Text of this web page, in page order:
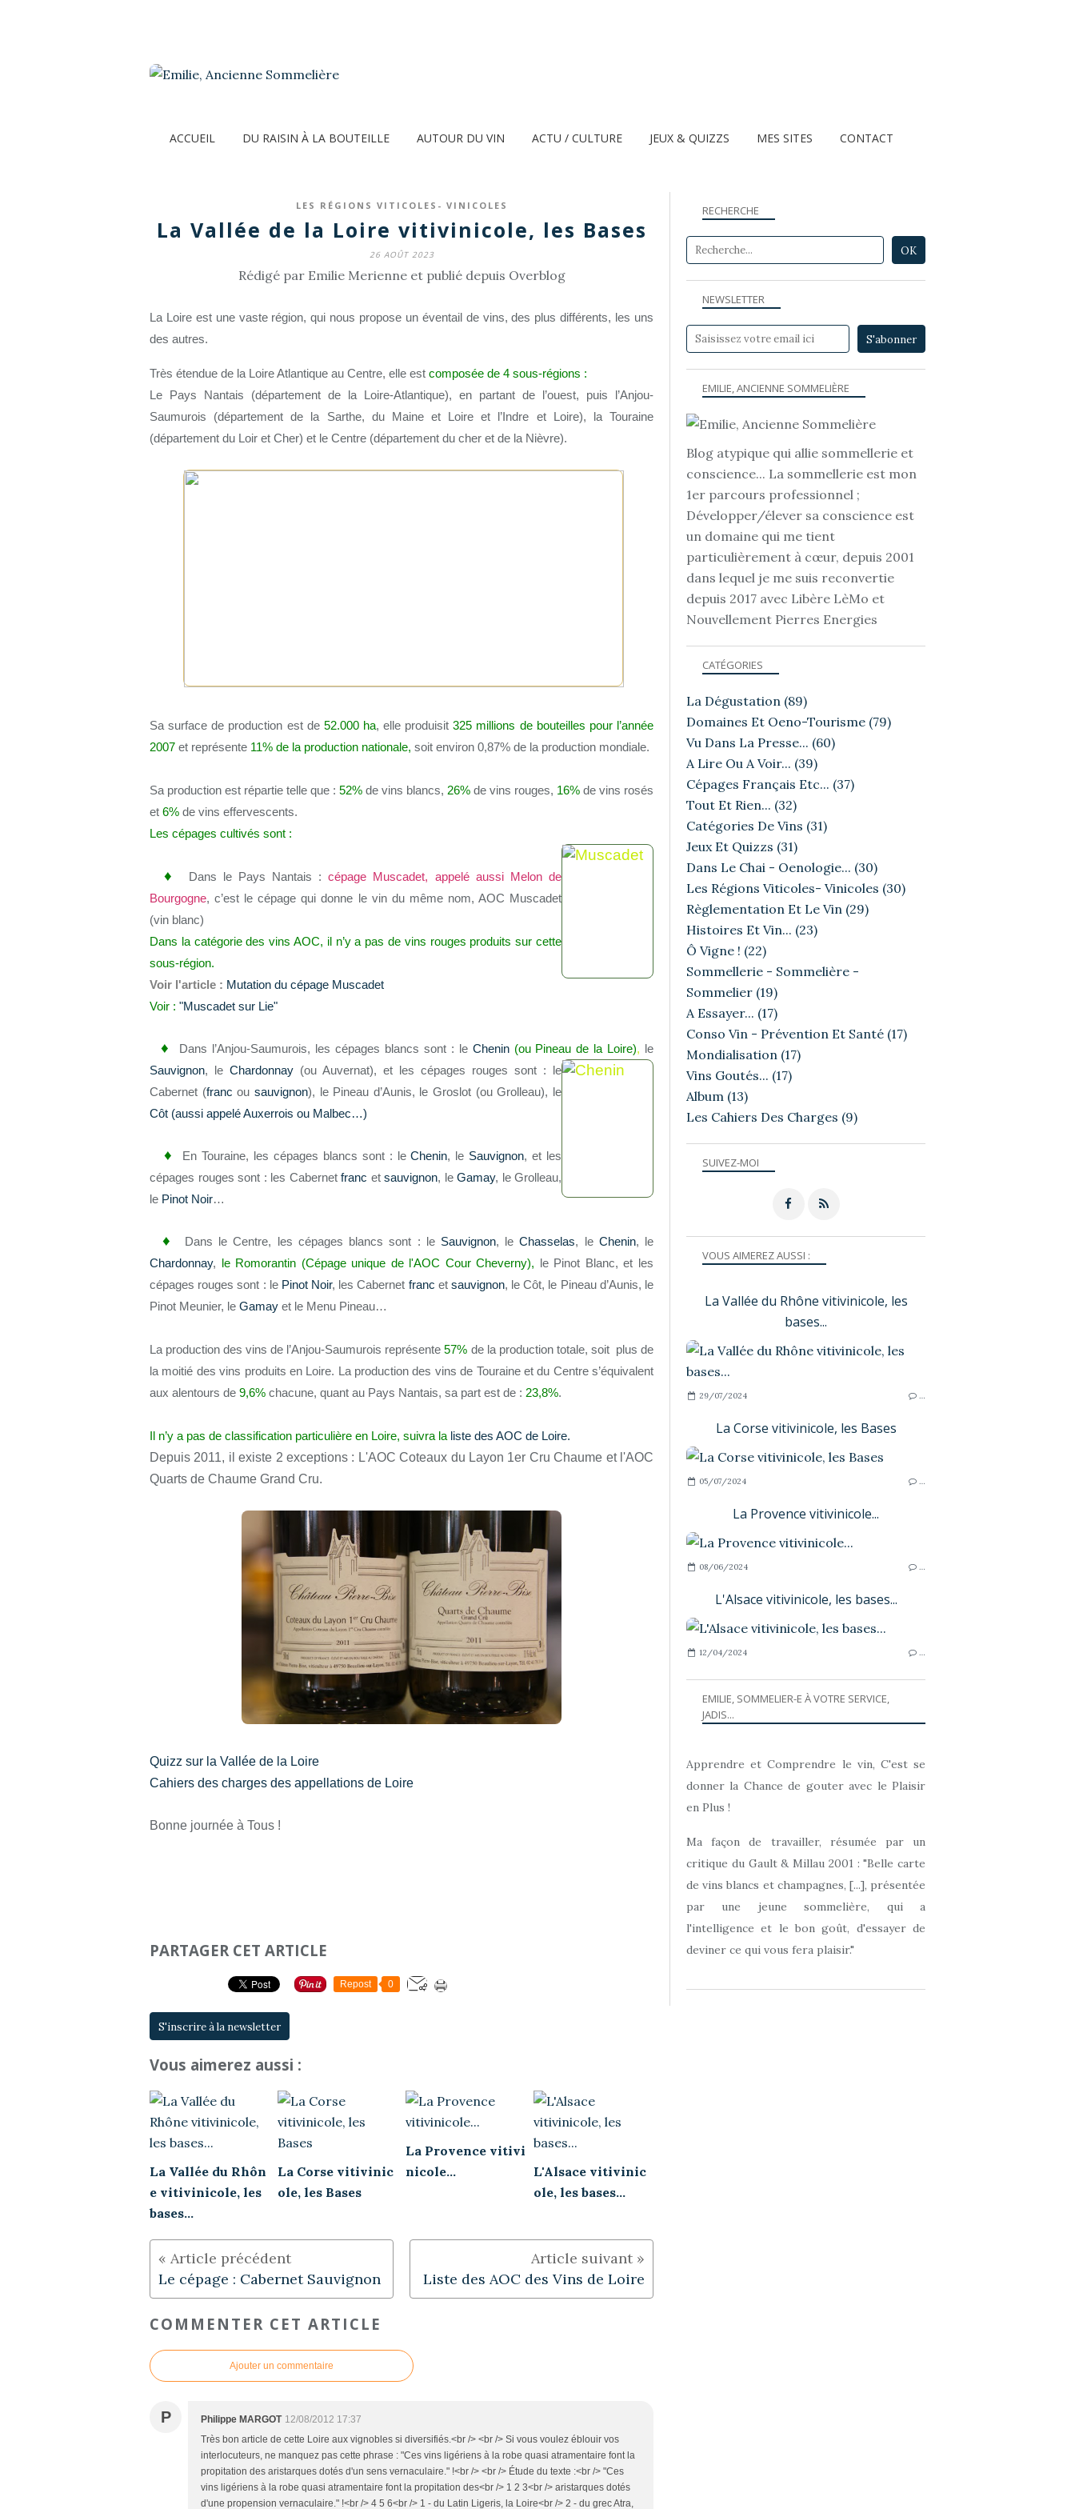
ACCUEIL DU RAISIN À LA BOUTEILLE AUTOUR DU VIN ACTU / CULTURE JEUX & QUIZZS MES SITES CONTACT
LES RÉGIONS VITICOLES- VINICOLES
La Vallée de la Loire vitivinicole, les Bases
26 AOÛT 2023
Rédigé par Emilie Merienne et publié depuis Overblog
La Loire est une vaste région, qui nous propose un éventail de vins, des plus différents, les uns
des autres.
Très étendue de la Loire Atlantique au Centre, elle est composée de 4 sous-régions :
Le Pays Nantais (département de la Loire-Atlantique), en partant de l’ouest, puis l’Anjou-
Saumurois (département de la Sarthe, du Maine et Loire et l’Indre et Loire), la Touraine
(département du Loir et Cher) et le Centre (département du cher et de la Nièvre).
Sa surface de production est de 52.000 ha, elle produisit325 millions de bouteilles pour l’année
2007 et représente 11% de la production nationale, soit environ 0,87% de la production mondiale.
Sa production est répartie telle que : 52% de vins blancs, 26% de vins rouges, 16% de vins rosés
et 6% de vins effervescents.
Les cépages cultivés sont :
♦ Dans le Pays Nantais :cépage Muscadet, appelé aussi Melon de
Bourgogne, c’est le cépage qui donne le vin du même nom, AOC Muscadet
(vin blanc)
Dans la catégorie des vins AOC, il n’y a pas de vins rouges produits sur cette
sous-région.
Voir l'article : Mutation du cépage Muscadet
Voir : "Muscadet sur Lie"
♦ Dans l’Anjou-Saumurois, les cépages blancs sont : le Chenin(ou Pineau de la Loire), le
Sauvignon, le Chardonnay (ou Auvernat), et les cépages rouges sont : le
Cabernet (franc ou sauvignon), le Pineau d’Aunis, le Groslot (ou Grolleau), le
Côt (aussi appelé Auxerrois ou Malbec…)
♦ En Touraine, les cépages blancs sont : leChenin, le Sauvignon, et les
cépages rouges sont : les Cabernet franc et sauvignon, le Gamay, le Grolleau,
le Pinot Noir…
♦ Dans le Centre, les cépages blancs sont : le Sauvignon, leChasselas, le Chenin, le
Chardonnay, le Romorantin (Cépage unique de l'AOC Cour Cheverny), le Pinot Blanc, et les
cépages rouges sont : le Pinot Noir, les Cabernet franc et sauvignon, le Côt, le Pineau d’Aunis, le
Pinot Meunier, le Gamay et le Menu Pineau…
La production des vins de l’Anjou-Saumurois représente57% de la production totale, soit plus de
la moitié des vins produits en Loire. La production des vins de Touraine et du Centre s’équivalent
aux alentours de 9,6% chacune, quant au Pays Nantais, sa part est de : 23,8%.
Il n’y a pas de classification particulière en Loire, suivra la liste des AOC de Loire.
Depuis 2011, il existe 2 exceptions : L'AOC Coteaux du Layon 1er Cru Chaume et l'AOC
Quarts de Chaume Grand Cru.
Quizz sur la Vallée de la Loire
Cahiers des charges des appellations de Loire
Bonne journée à Tous !
PARTAGER CET ARTICLE
Repost 0
S'inscrire à la newsletter
Vous aimerez aussi :
La Vallée du Rhôn
e vitivinicole, les
bases...
La Corse vitivinic
ole, les Bases
La Provence vitivi
nicole...
L'Alsace vitivinic
ole, les bases...
Le cépage : Cabernet Sauvignon Liste des AOC des Vins de Loire
COMMENTER CET ARTICLE
Ajouter un commentaire
P Philippe MARGOT 12/08/2012 17:37
Très bon article de cette Loire aux vignobles si diversifiés.<br /> <br /> Si vous voulez éblouir vos
interlocuteurs, ne manquez pas cette phrase : "Ces vins ligériens à la robe quasi atramentaire font la
propitation des aristarques dotés d'un sens vernaculaire." !<br /> <br /> Étude du texte :<br /> "Ces
vins ligériens à la robe quasi atramentaire font la propitation des<br /> 1 2 3<br /> aristarques dotés
d'une propension vernaculaire." !<br /> 4 5 6<br /> 1 - du Latin Ligeris, la Loire<br /> 2 - du grec Atra,
NEWSLETTER
SUIVEZ-MOI
RECHERCHE
EMILIE, ANCIENNE SOMMELIÈRE
Blog atypique qui allie sommellerie et
conscience... La sommellerie est mon
1er parcours professionnel ;
Développer/élever sa conscience est
un domaine qui me tient
particulièrement à cœur, depuis 2001
dans lequel je me suis reconvertie
depuis 2017 avec Libère LèMo et
Nouvellement Pierres Energies
VOUS AIMEREZ AUSSI :
La Vallée du Rhône vitivinicole, les
bases...
29/07/2024 …
La Corse vitivinicole, les Bases
05/07/2024 …
La Provence vitivinicole...
08/06/2024 …
L'Alsace vitivinicole, les bases...
12/04/2024 …
CATÉGORIES
La Dégustation (89)
Domaines Et Oeno-Tourisme (79)
Vu Dans La Presse... (60)
A Lire Ou A Voir... (39)
Cépages Français Etc... (37)
Tout Et Rien... (32)
Catégories De Vins (31)
Jeux Et Quizzs (31)
Dans Le Chai - Oenologie... (30)
Les Régions Viticoles- Vinicoles (30)
Règlementation Et Le Vin (29)
Histoires Et Vin... (23)
Ô Vigne ! (22)
Sommellerie - Sommelière -
Sommelier (19)
A Essayer... (17)
Conso Vin - Prévention Et Santé (17)
Mondialisation (17)
Vins Goutés... (17)
Album (13)
Les Cahiers Des Charges (9)
EMILIE, SOMMELIER-E À VOTRE SERVICE,
JADIS...
Apprendre et Comprendre le vin, C'est se
donner la Chance de gouter avec le Plaisir
en Plus !
Ma façon de travailler, résumée par un
critique du Gault & Millau 2001 : "Belle carte
de vins blancs et champagnes, [...], présentée
par une jeune sommelière, qui a
l'intelligence et le bon goût, d'essayer de
deviner ce qui vous fera plaisir."